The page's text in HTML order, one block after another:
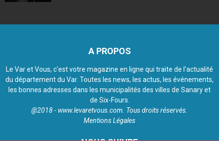
A PROPOS
Le Var et Vous, c'est votre magazine en ligne qui traite de l'actualité
du département du Var. Toutes les news, les actus, les événements,
les bonnes adresses dans les municipalités des villes de Sanary et
de Six-Fours.
@2018 - www.levaretvous.com. Tous droits réservés.
Mentions Légales